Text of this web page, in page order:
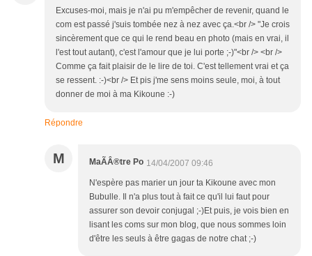
Excuses-moi, mais je n'ai pu m'empêcher de revenir, quand le
com est passé j'suis tombée nez à nez avec ça.<br /> "Je crois
sincèrement que ce qui le rend beau en photo (mais en vrai, il
l'est tout autant), c'est l'amour que je lui porte ;-)"<br /> <br />
Comme ça fait plaisir de le lire de toi. C'est tellement vrai et ça
se ressent. :-)<br /> Et pis j'me sens moins seule, moi, à tout
donner de moi à ma Kikoune :-)
Répondre
M MaÃÂ®tre Po 14/04/2007 09:46
N'espère pas marier un jour ta Kikoune avec mon
Bubulle. Il n'a plus tout à fait ce qu'il lui faut pour
assurer son devoir conjugal ;-)Et puis, je vois bien en
lisant les coms sur mon blog, que nous sommes loin
d'être les seuls à être gagas de notre chat ;-)